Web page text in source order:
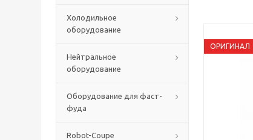
Холодильное
оборудование
Нейтральное
оборудование
Оборудование для фаст-
фуда
Robot-Coupe
ОРИГИНАЛ